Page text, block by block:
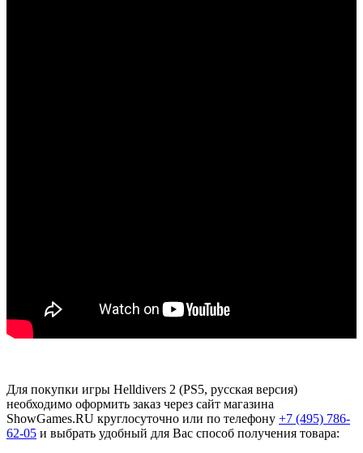
Для покупки игры Helldivers 2 (PS5, русская версия)
необходимо оформить заказ через сайт магазина
ShowGames.RU круглосуточно или по телефону +7 (495) 786-
62-05 и выбрать удобный для Вас способ получения товара: